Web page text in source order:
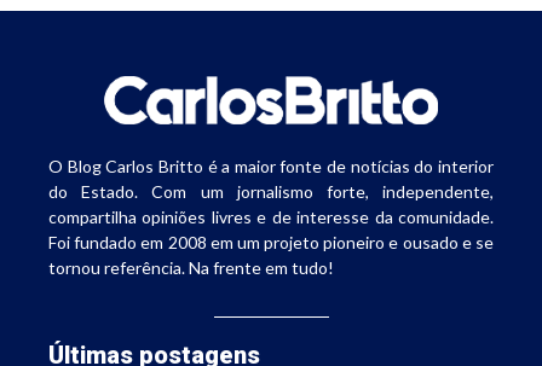
O Blog Carlos Britto é a maior fonte de notícias do interior
do Estado. Com um jornalismo forte, independente,
compartilha opiniões livres e de interesse da comunidade.
Foi fundado em 2008 em um projeto pioneiro e ousado e se
tornou referência. Na frente em tudo!
Últimas postagens